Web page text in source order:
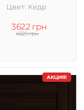
Цвет: Кедр
3622 грн
4529 грн
АКЦИЯ!